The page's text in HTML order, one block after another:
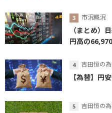
市況概況
（まとめ）
円高の
吉田恒の
【為替】円
吉田恒の